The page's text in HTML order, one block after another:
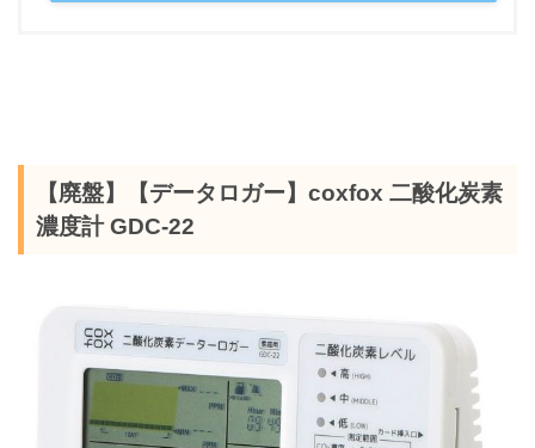
【廃盤】【データロガー】coxfox 二酸化炭素
濃度計 GDC-22